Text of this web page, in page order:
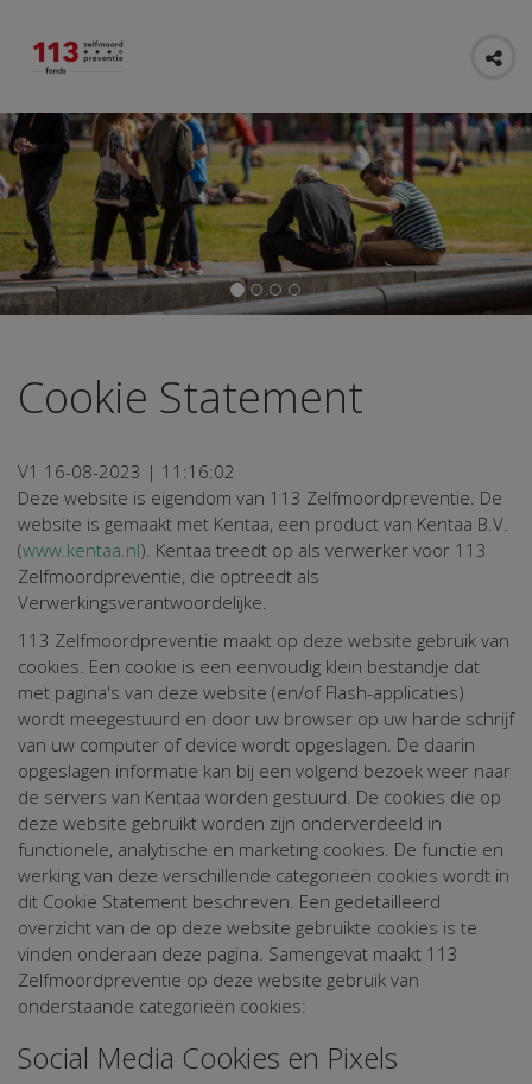
Cookie Statement
V1 16-08-2023 | 11:16:02
Deze website is eigendom van 113 Zelfmoordpreventie. De
website is gemaakt met Kentaa, een product van Kentaa B.V.
(www.kentaa.nl). Kentaa treedt op als verwerker voor 113
Zelfmoordpreventie, die optreedt als
Verwerkingsverantwoordelijke.
113 Zelfmoordpreventie maakt op deze website gebruik van
cookies. Een cookie is een eenvoudig klein bestandje dat
met pagina's van deze website (en/of Flash-applicaties)
wordt meegestuurd en door uw browser op uw harde schrijf
van uw computer of device wordt opgeslagen. De daarin
opgeslagen informatie kan bij een volgend bezoek weer naar
de servers van Kentaa worden gestuurd. De cookies die op
deze website gebruikt worden zijn onderverdeeld in
functionele, analytische en marketing cookies. De functie en
werking van deze verschillende categorieën cookies wordt in
dit Cookie Statement beschreven. Een gedetailleerd
overzicht van de op deze website gebruikte cookies is te
vinden onderaan deze pagina. Samengevat maakt 113
Zelfmoordpreventie op deze website gebruik van
onderstaande categorieën cookies:
Social Media Cookies en Pixels